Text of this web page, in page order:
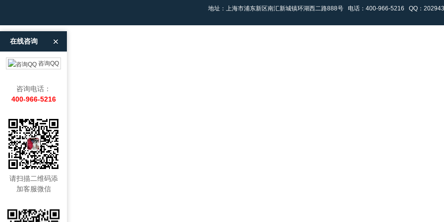
地址：上海市浦东新区南汇新城镇环湖西二路888号电话：400-966-5216 QQ：
在线咨询
咨询QQ
咨询电话：
400-966-5216
请扫描二维码添
加客服微信